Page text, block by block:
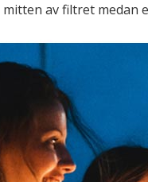
av filtret medan